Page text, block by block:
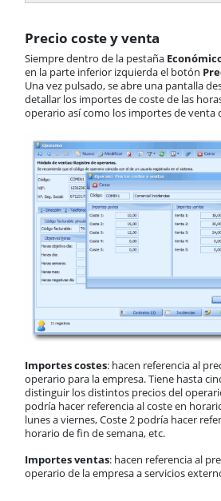
Precio coste y venta
Siempre dentro de la pestaña
en la parte inferior izquierda el botón
Una vez pulsado, se abre una pantalla
detallar los importes de coste de las
operario así como los importes de venta
Importes costes: hacen referencia al
operario para la empresa. Tiene hasta
distinguir los distintos precios del
podría hacer referencia al coste en
lunes a viernes, Coste 2 podría hacer
horario de fin de semana, etc.
Importes ventas: hacen referencia al
operario de la empresa a servicios